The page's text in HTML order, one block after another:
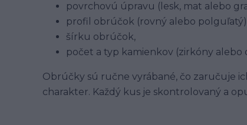
povrchovú úpravu (lesk, mat alebo
profil obrúčok (rovný alebo
šírku obrúčok,
počet a typ kamienkov (zirkóny alebo
Obrúčky sú ručne vyrábané, čo zaručuje
charakter. Každý kus je skontrolovaný a